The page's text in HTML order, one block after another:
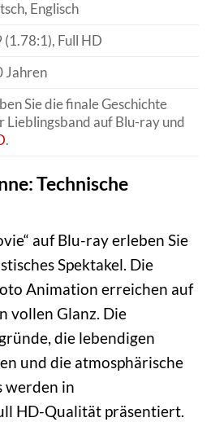
Englisch
(1.78:1), Full HD
Jahren
Sie die finale Geschichte
Lieblingsband auf Blu-ray und
.
Technische
auf Blu-ray erleben Sie
Spektakel. Die
Animation erreichen auf
vollen Glanz. Die
die lebendigen
und die atmosphärische
werden in
HD-Qualität präsentiert.